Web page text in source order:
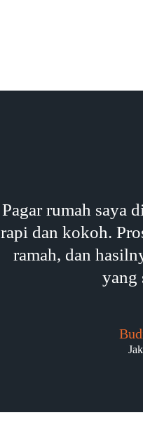
Pagar rumah saya
rapi dan kokoh.
ramah, dan
yang